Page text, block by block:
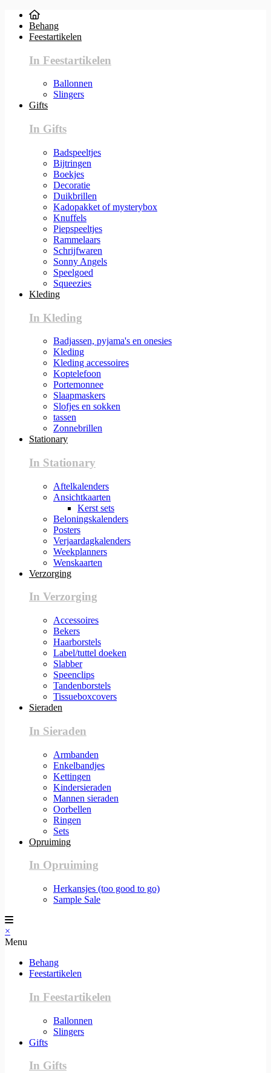
Behang
Feestartikelen
In Feestartikelen
Ballonnen
Slingers
Gifts
In Gifts
Badspeeltjes
Bijtringen
Boekjes
Decoratie
Duikbrillen
Kadopakket of mysterybox
Knuffels
Piepspeeltjes
Rammelaars
Schrijfwaren
Sonny Angels
Speelgoed
Squeezies
Kleding
In Kleding
Badjassen, pyjama's en onesies
Kleding
Kleding accessoires
Koptelefoon
Portemonnee
Slaapmaskers
Slofjes en sokken
tassen
Zonnebrillen
Stationary
In Stationary
Aftelkalenders
Ansichtkaarten
Kerst sets
Beloningskalenders
Posters
Verjaardagkalenders
Weekplanners
Wenskaarten
Verzorging
In Verzorging
Accessoires
Bekers
Haarborstels
Label/tuttel doeken
Slabber
Speenclips
Tandenborstels
Tissueboxcovers
Sieraden
In Sieraden
Armbanden
Enkelbandjes
Kettingen
Kindersieraden
Mannen sieraden
Oorbellen
Ringen
Sets
Opruiming
In Opruiming
Herkansjes (too good to go)
Sample Sale
×
Menu
Behang
Feestartikelen
In Feestartikelen
Ballonnen
Slingers
Gifts
In Gifts